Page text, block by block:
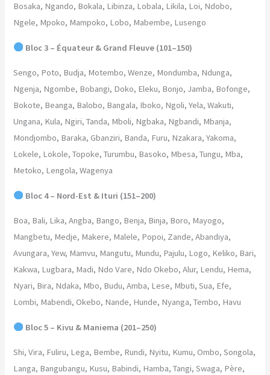
Bosaka, Ngando, Bokala, Libinza, Lobala, Likila, Loi, Ndobo,
Ngele, Mpoko, Mampoko, Lobo, Mabembe, Lusengo
Bloc 3 – Équateur & Grand Fleuve (101–150)
Sengo, Poto, Budja, Motembo, Wenze, Mondumba, Ndunga,
Ngenja, Ngombe, Bobangi, Doko, Eleku, Bonjo, Jamba, Bofonge,
Bokote, Beanga, Balobo, Bangala, Iboko, Ngoli, Yela, Wakuti,
Ungana, Kula, Ngiri, Tanda, Mboli, Ngbaka, Ngbandi, Mbanja,
Mondjombo, Baraka, Gbanziri, Banda, Furu, Nzakara, Yakoma,
Lokele, Lokole, Topoke, Turumbu, Basoko, Mbesa, Tungu, Mba,
Metoko, Lengola, Wagenya
Bloc 4 – Nord-Est & Ituri (151–200)
Boa, Bali, Lika, Angba, Bango, Benja, Binja, Boro, Mayogo,
Mangbetu, Medje, Makere, Malele, Popoi, Zande, Abandiya,
Avungara, Yew, Mamvu, Mangutu, Mundu, Pajulu, Logo, Keliko, Bari,
Kakwa, Lugbara, Madi, Ndo Vare, Ndo Okebo, Alur, Lendu, Hema,
Nyari, Bira, Ndaka, Mbo, Budu, Amba, Lese, Mbuti, Sua, Efe,
Lombi, Mabendi, Okebo, Nande, Hunde, Nyanga, Tembo, Havu
Bloc 5 – Kivu & Maniema (201–250)
Shi, Vira, Fuliru, Lega, Bembe, Rundi, Nyitu, Kumu, Ombo, Songola,
Langa, Bangubangu, Kusu, Babindi, Hamba, Tangi, Swaga, Père,